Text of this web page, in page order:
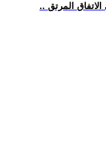
المرتق